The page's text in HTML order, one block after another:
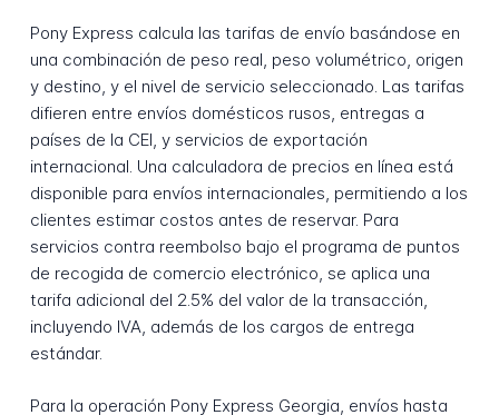
Pony Express calcula las tarifas de envío basándose en
una combinación de peso real, peso volumétrico, origen
y destino, y el nivel de servicio seleccionado. Las tarifas
difieren entre envíos domésticos rusos, entregas a
países de la CEI, y servicios de exportación
internacional. Una calculadora de precios en línea está
disponible para envíos internacionales, permitiendo a los
clientes estimar costos antes de reservar. Para
servicios contra reembolso bajo el programa de puntos
de recogida de comercio electrónico, se aplica una
tarifa adicional del 2.5% del valor de la transacción,
incluyendo IVA, además de los cargos de entrega
estándar.
Para la operación Pony Express Georgia, envíos hasta